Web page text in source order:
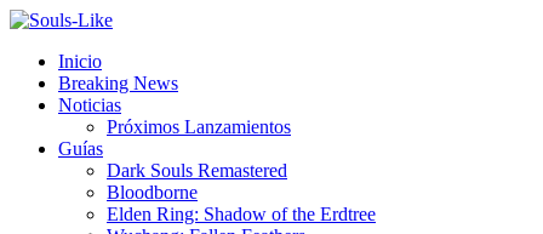
Inicio
Breaking News
Noticias
Próximos Lanzamientos
Guías
Dark Souls Remastered
Bloodborne
Elden Ring: Shadow of the Erdtree